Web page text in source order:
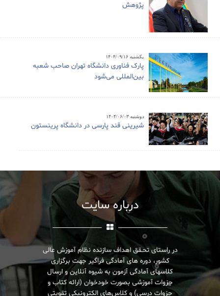
پژوهش
یکشنبه ۱۴۰۴/۰۹/۱۶
پارک فناوری دانشگاه تهران صاحب شعبه
بین‌المللی می‌شود
دوشنبه ۱۴۰۴/۰۶/۰۳
شیرینی قند پارسی در دانشگاه پرینستون
درباره سایت
در راستای تحـقق اهداف سازنده نظام آموزش عالی
کشور، دوره های آمادگی فراگیر جهت برگزاری
کلاسهای آمادگی آزمون به شیوه آنلاین و ارسال
جزوات آموزشی بصورت خودخوان (ارائه کتاب و
جزوات درسی) و کلاس‌های الکترونیکی تقویتی